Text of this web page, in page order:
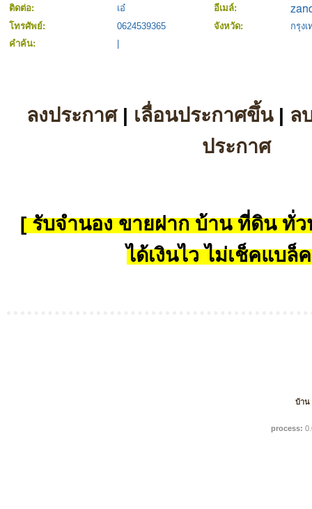
ติดต่อ:
เอ๋
อีเมล์:
โทรศัพย์:
0624539365 จังหวัด:
กรุง
คำค้น:
ลงประกาศ| เลื่อนประกาศขึ้น| ล
ประกาศ
[ รับจำนอง ขายฝาก บ้าน ที่ดิน ทั่ว
ได้เงินไว ไม่เช็คแบล็
บ้าน
process: